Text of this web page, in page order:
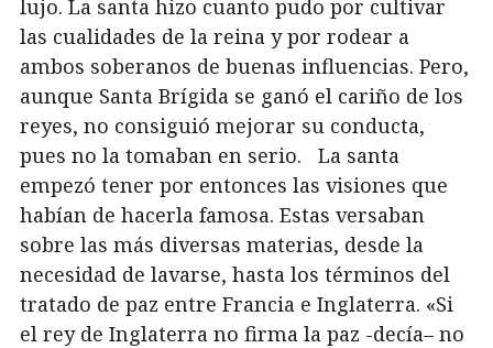
lujo. La santa hizo cuanto pudo por cultivar
las cualidades de la reina y por rodear a
ambos soberanos de buenas influencias. Pero,
aunque Santa Brígida se ganó el cariño de los
reyes, no consiguió mejorar su conducta,
pues no la tomaban en serio. La santa
empezó tener por entonces las visiones que
habían de hacerla famosa. Estas versaban
sobre las más diversas materias, desde la
necesidad de lavarse, hasta los términos del
tratado de paz entre Francia e Inglaterra. «Si
el rey de Inglaterra no firma la paz -decía– no